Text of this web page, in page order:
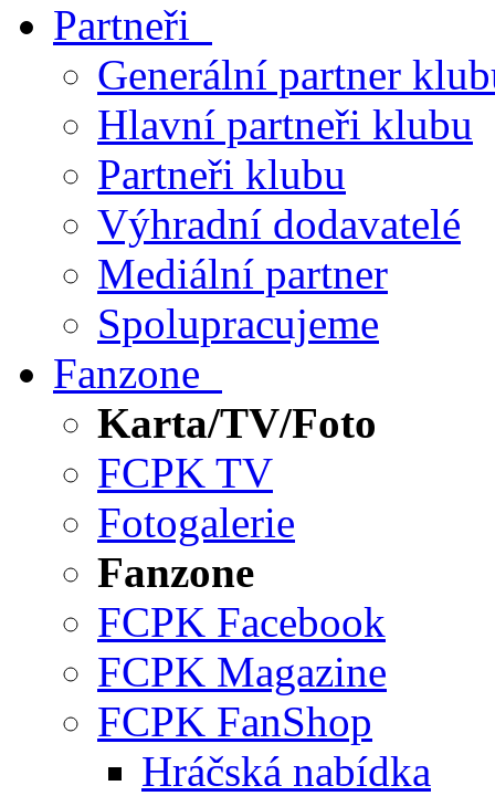
Partneři
Generální partner
Hlavní partneři klubu
Partneři klubu
Výhradní dodavatelé
Mediální partner
Spolupracujeme
Fanzone
Karta/TV/Foto
FCPK TV
Fotogalerie
Fanzone
FCPK Facebook
FCPK Magazine
FCPK FanShop
Hráčská nabídka